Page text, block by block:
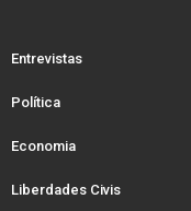
Entrevistas
Política
Economia
Liberdades Civis